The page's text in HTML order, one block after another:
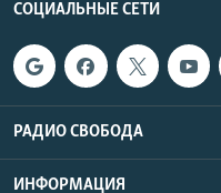
СОЦИАЛЬНЫЕ СЕТИ
РАДИО СВОБОДА
ИНФОРМАЦИЯ